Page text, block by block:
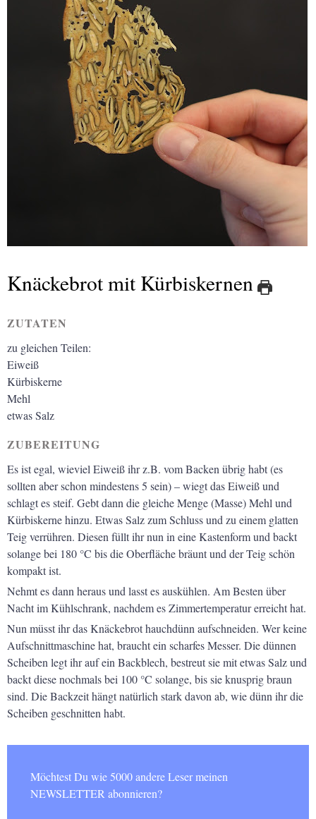
Knäckebrot mit Kürbiskernen
ZUTATEN
zu gleichen Teilen:
Eiweiß
Kürbiskerne
Mehl
etwas Salz
ZUBEREITUNG
Es ist egal, wieviel Eiweiß ihr z.B. vom Backen übrig habt (es
sollten aber schon mindestens 5 sein) – wiegt das Eiweiß und
schlagt es steif. Gebt dann die gleiche Menge (Masse) Mehl und
Kürbiskerne hinzu. Etwas Salz zum Schluss und zu einem glatten
Teig verrühren. Diesen füllt ihr nun in eine Kastenform und backt
solange bei 180 °C bis die Oberfläche bräunt und der Teig schön
kompakt ist.
Nehmt es dann heraus und lasst es auskühlen. Am Besten über
Nacht im Kühlschrank, nachdem es Zimmertemperatur erreicht hat.
Nun müsst ihr das Knäckebrot hauchdünn aufschneiden. Wer keine
Aufschnittmaschine hat, braucht ein scharfes Messer. Die dünnen
Scheiben legt ihr auf ein Backblech, bestreut sie mit etwas Salz und
backt diese nochmals bei 100 °C solange, bis sie knusprig braun
sind. Die Backzeit hängt natürlich stark davon ab, wie dünn ihr die
Scheiben geschnitten habt.
Möchtest Du wie 5000 andere Leser meinen
NEWSLETTER abonnieren?